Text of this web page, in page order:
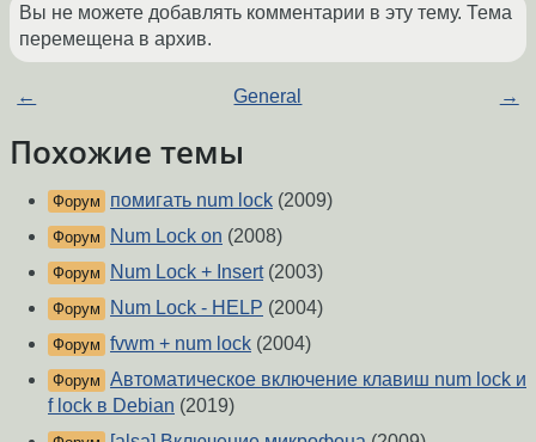
Вы не можете добавлять комментарии в эту тему. Тема
перемещена в архив.
← General →
Похожие темы
Форум помигать num lock (2009)
Форум Num Lock on (2008)
Форум Num Lock + Insert(2003)
Форум Num Lock - HELP (2004)
Форум fvwm + num lock (2004)
Форум Автоматическое включение клавиш num lock и
f lock в Debian (2019)